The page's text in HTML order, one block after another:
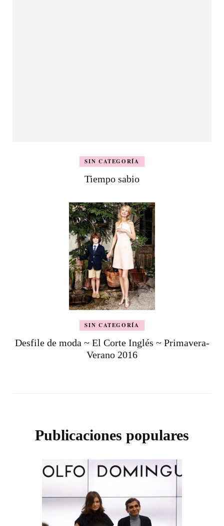
SIN CATEGORÍA
Tiempo sabio
SIN CATEGORÍA
Desfile de moda ~ El Corte Inglés ~ Primavera-
Verano 2016
Publicaciones populares